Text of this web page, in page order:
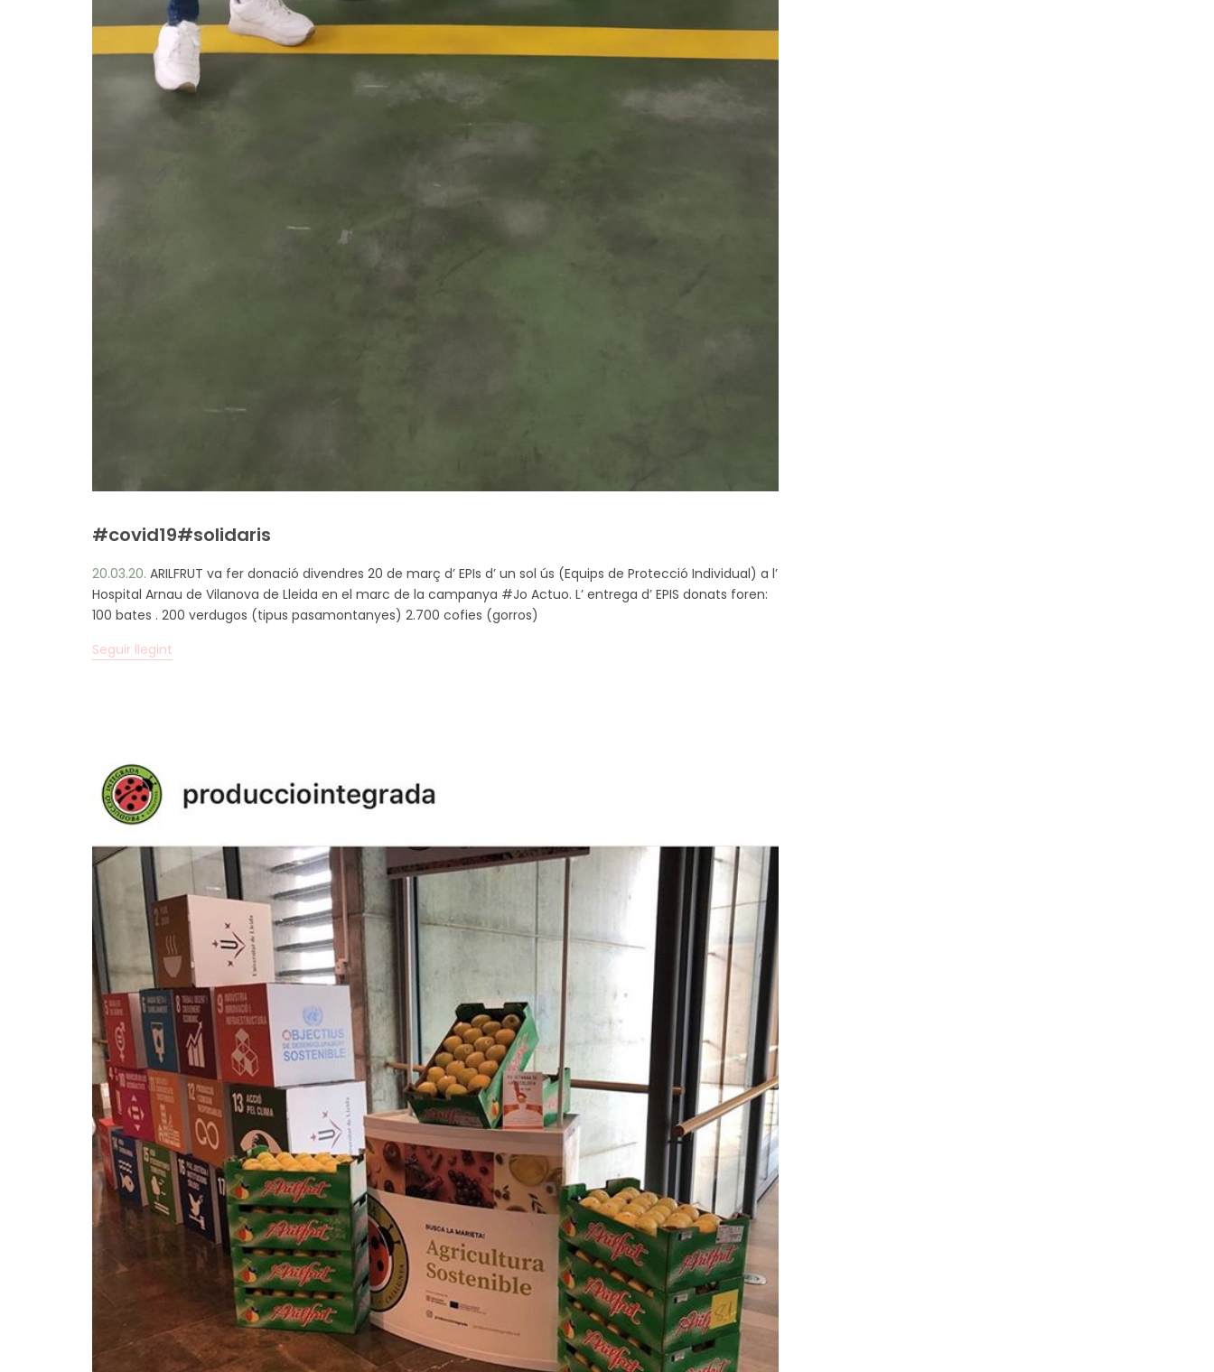
#covid19#solidaris
20.03.20. ARILFRUT va fer donació divendres 20 de març d’ EPIs d’ un sol ús (Equips de Protecció Individual) a l’
Hospital Arnau de Vilanova de Lleida en el marc de la campanya #Jo Actuo. L’ entrega d’ EPIS donats foren:
100 bates . 200 verdugos (tipus pasamontanyes) 2.700 cofies (gorros)
Seguir llegint